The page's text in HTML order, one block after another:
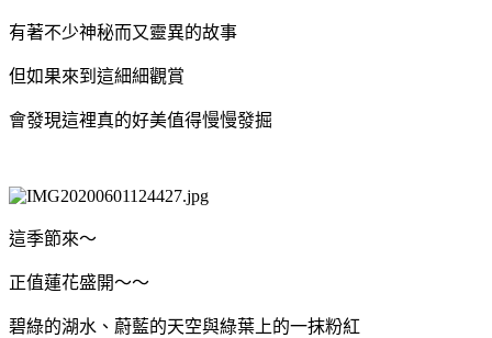
有著不少神秘而又靈異的故事
但如果來到這細細觀賞
會發現這裡真的好美值得慢慢發掘
這季節來～
正值蓮花盛開～～
碧綠的湖水、蔚藍的天空與綠葉上的一抹粉紅